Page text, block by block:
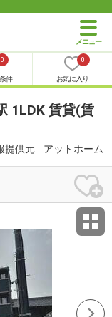
0
件
0
お気に入り
1LDK 賃貸(賃
提供元 アットホーム